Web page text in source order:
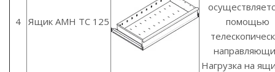
4 Ящик AMH TC 125
помощью
Нагрузка на